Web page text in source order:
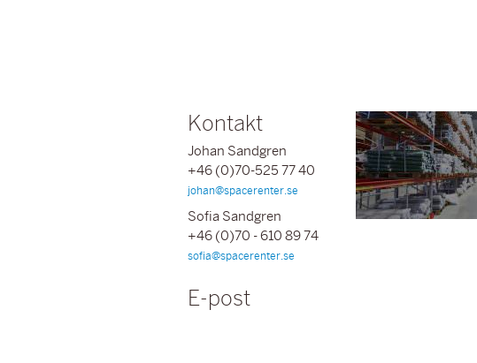
Kontakt
Johan Sandgren
+46 (0)70-525 77 40
johan@spacerenter.se
Sofia Sandgren
+46 (0)70 - 610 89 74
sofia@spacerenter.se
E-post